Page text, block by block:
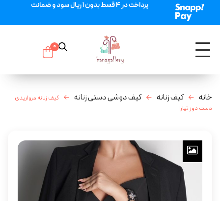
پرداخت در 4 قسط بدون 1 ریال سود و ضمانت
0
خانه کیف زنانه کیف دوشی دستی زنانه
کیف زنانه مرواریدی
دست دوز تیارا